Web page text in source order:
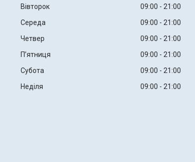
Вівторок
09:00
21:00
Середа
09:00
21:00
Четвер
09:00
21:00
Пʼятниця
09:00
21:00
Субота
09:00
21:00
Неділя
09:00 21:00